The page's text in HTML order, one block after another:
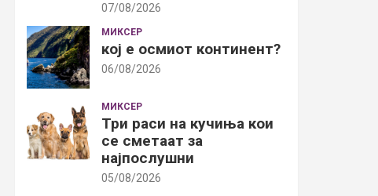
07/08/2026
МИКСЕР
кој е осмиот континент?
06/08/2026
МИКСЕР
Три раси на кучиња кои
се сметаат за
најпослушни
05/08/2026